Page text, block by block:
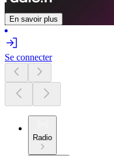
En savoir plus
Se connecter
Radio